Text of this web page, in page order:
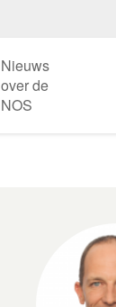
Nieuws
over de
NOS